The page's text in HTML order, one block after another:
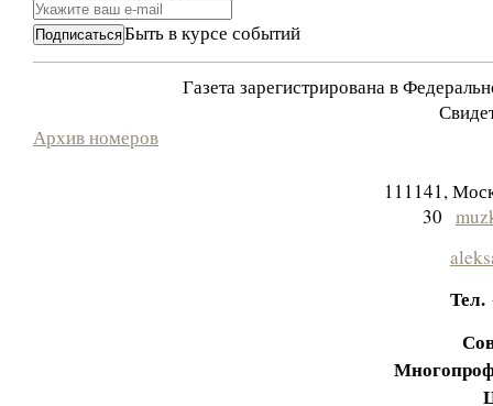
Быть в курсе событий
Газета зарегистрирована в
Архив номеров
111141,
30
Тел.